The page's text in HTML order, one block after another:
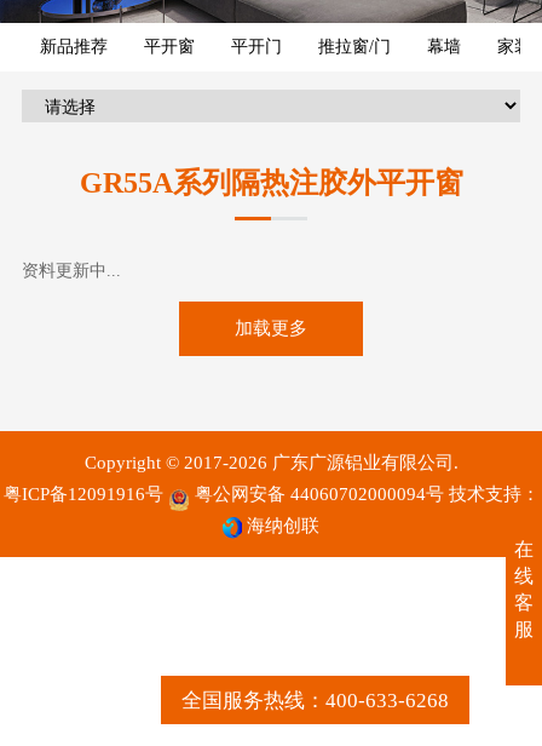
全国服务热线：400-633-6268
新品推荐 平开窗 平开门 推拉窗/门 幕墙 家装
GR55A系列隔热注胶外平开窗
资料更新中...
加载更多
Copyright © 2017-2026 广东广源铝业有限公司.
粤ICP备12091916号
粤公网安备 44060702000094号 技术支持：
海纳创联
在
线
客
服